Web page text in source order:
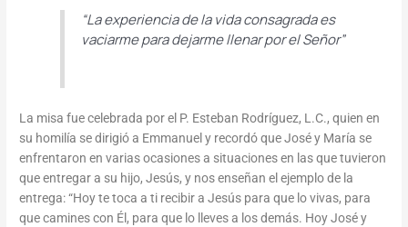
“La experiencia de la vida consagrada es
vaciarme para dejarme llenar por el Señor”
La misa fue celebrada por el P. Esteban Rodríguez, L.C., quien en
su homilía se dirigió a Emmanuel y recordó que José y María se
enfrentaron en varias ocasiones a situaciones en las que tuvieron
que entregar a su hijo, Jesús, y nos enseñan el ejemplo de la
entrega: “Hoy te toca a ti recibir a Jesús para que lo vivas, para
que camines con Él, para que lo lleves a los demás. Hoy José y